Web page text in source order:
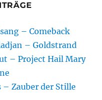
– Comeback
– Goldstrand
– Project Hail Mary
Zauber der Stille